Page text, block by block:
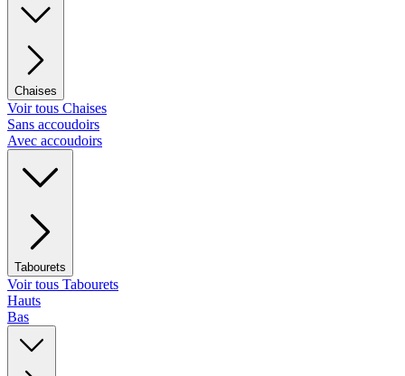
Chaises
Voir tous Chaises
Sans accoudoirs
Avec accoudoirs
Tabourets
Voir tous Tabourets
Hauts
Bas